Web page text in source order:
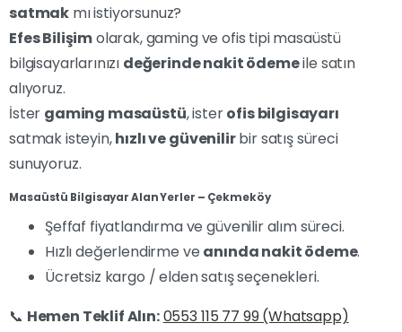
satmak mı istiyorsunuz?
Efes Bilişimolarak, gaming ve ofis tipi masaüstü
bilgisayarlarınızı değerinde nakit ödemeile satın
alıyoruz.
İster gaming masaüstü, isterofis bilgisayarı
satmak isteyin,hızlı ve güvenilirbir satış süreci
sunuyoruz.
Masaüstü Bilgisayar Alan Yerler – Çekmeköy
Şeffaf fiyatlandırma ve güvenilir alım süreci.
Hızlı değerlendirme ve anında nakit ödeme.
Ücretsiz kargo / elden satış seçenekleri.
📞 Hemen Teklif Alın:0553 115 77 99 (Whatsapp)